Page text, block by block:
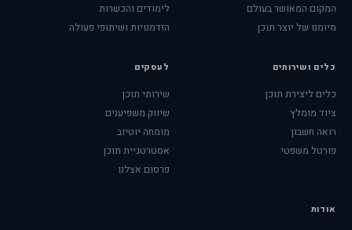
המקום המאושר בעולם
מיומנו של יוצר תוכן
לימודים והכשרות
הזדמנויות ושיתופי פעולה
כלים ושירותים
כלים ליצירת תוכן
ציוד מומלץ
רואה חשבון
פורטל משפטי
לעסקים
שירותי תוכן
שיווק משפיענים
מומחה יוטיוב
אסטרטגיית תוכן
פרסום אצלנו
אודות